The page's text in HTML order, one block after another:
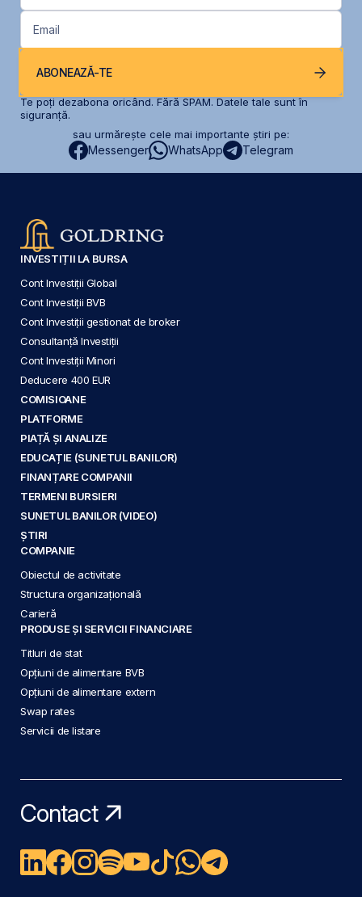
Email
ABONEAZĂ-TE
Te poți dezabona oricând. Fără SPAM. Datele tale sunt în
siguranță.
sau urmărește cele mai importante știri pe:
Messenger WhatsApp Telegram
INVESTIȚII LA BURSA
Cont Investiții Global
Cont Investiții BVB
Cont Investiții gestionat de broker
Consultanță Investiții
Cont Investiții Minori
Deducere 400 EUR
COMISIOANE
PLATFORME
PIAȚĂ ȘI ANALIZE
EDUCAȚIE (SUNETUL BANILOR)
FINANȚARE COMPANII
TERMENI BURSIERI
SUNETUL BANILOR (VIDEO)
ȘTIRI
COMPANIE
Obiectul de activitate
Structura organizațională
Carieră
PRODUSE ȘI SERVICII FINANCIARE
Titluri de stat
Opțiuni de alimentare BVB
Opțiuni de alimentare extern
Swap rates
Servicii de listare
Contact